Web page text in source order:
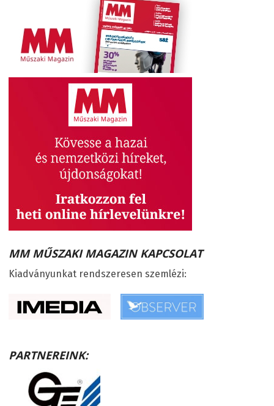
MM MŰSZAKI MAGAZIN KAPCSOLAT
Kiadványunkat rendszeresen szemlézi:
PARTNEREINK: